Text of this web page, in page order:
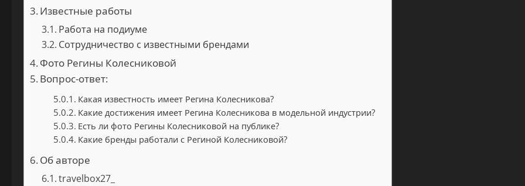
Известные работы
Работа на подиуме
Сотрудничество с известными брендами
Фото Регины Колесниковой
Вопрос-ответ:
Какая известность имеет Регина Колесникова?
Какие достижения имеет Регина Колесникова в модельной индустрии?
Есть ли фото Регины Колесниковой на публике?
Какие бренды работали с Региной Колесниковой?
Об авторе
travelbox27_